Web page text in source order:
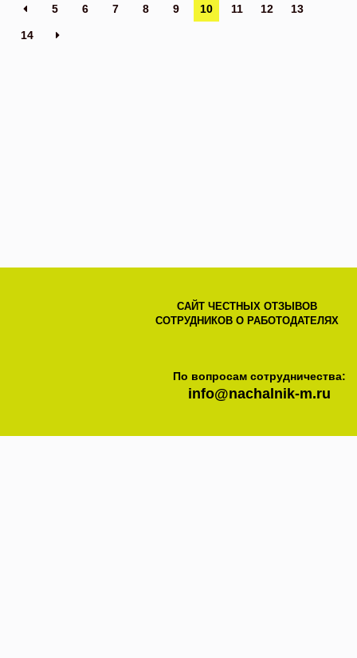
5 6 7 8 9 10 11 12 13
14
САЙТ ЧЕСТНЫХ ОТЗЫВОВ
СОТРУДНИКОВ О РАБОТОДАТЕЛЯХ
По вопросам сотрудничества:
info@nachalnik-m.ru